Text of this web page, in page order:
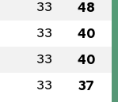
33 48
33 40
33 40
33 37